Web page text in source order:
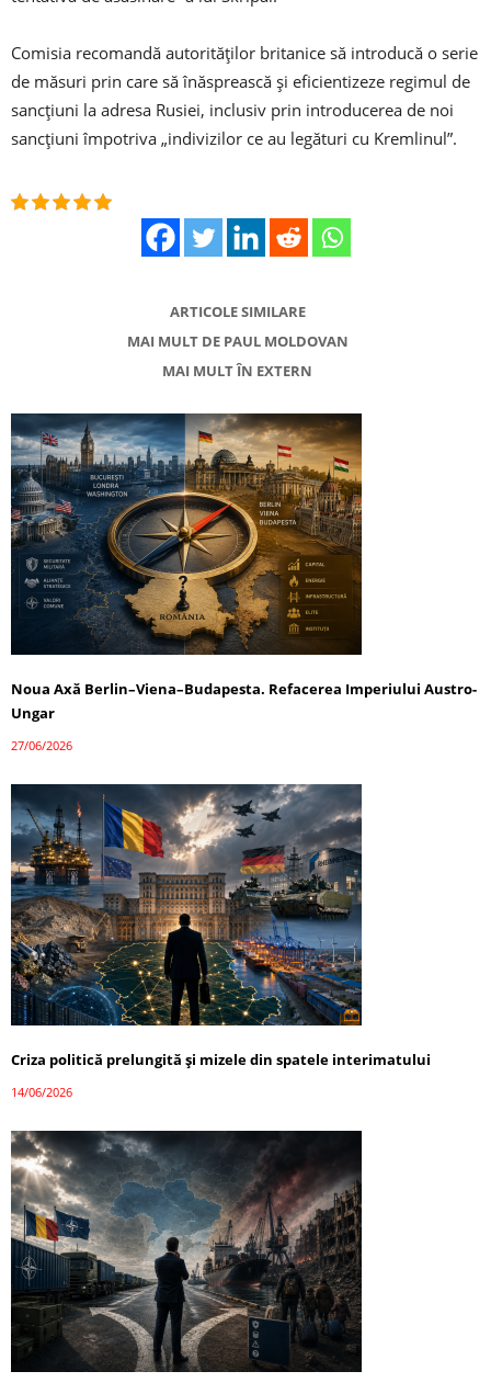
Comisia recomandă autorităţilor britanice să introducă o serie
de măsuri prin care să înăsprească şi eficientizeze regimul de
sancţiuni la adresa Rusiei, inclusiv prin introducerea de noi
sancţiuni împotriva „indivizilor ce au legături cu Kremlinul”.
ARTICOLE SIMILARE
MAI MULT DE PAUL MOLDOVAN
MAI MULT ÎN EXTERN
Noua Axă Berlin–Viena–Budapesta. Refacerea Imperiului Austro-
Ungar
27/06/2026
Criza politică prelungită și mizele din spatele interimatului
14/06/2026